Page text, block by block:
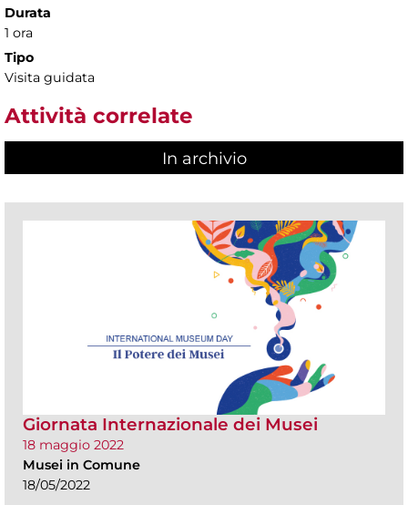
Durata
1 ora
Tipo
Visita guidata
Attività correlate
In archivio
Giornata Internazionale dei Musei
18 maggio 2022
Musei in Comune
18/05/2022